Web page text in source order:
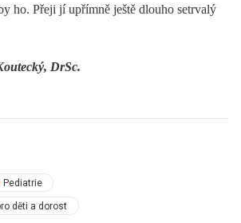
ho. Přeji jí upřímně ještě dlouho setrvalý
DrSc.
Pediatrie
děti a dorost